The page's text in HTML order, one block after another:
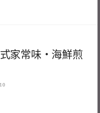
家常味‧海鮮煎